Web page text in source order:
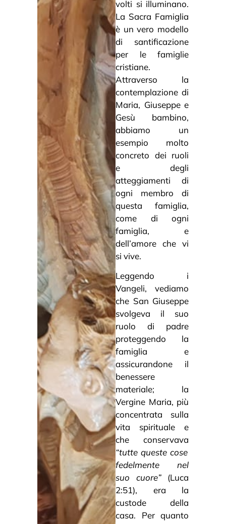
volti si illuminano.
La Sacra Famiglia
è un vero modello
di santificazione
per le famiglie
cristiane.
Attraverso la
contemplazione di
Maria, Giuseppe e
Gesù bambino,
abbiamo un
esempio molto
concreto dei ruoli
e degli
atteggiamenti di
ogni membro di
questa famiglia,
come di ogni
famiglia, e
dell’amore che vi
si vive.
Leggendo i
Vangeli, vediamo
che San Giuseppe
svolgeva il suo
ruolo di padre
proteggendo la
famiglia e
assicurandone il
benessere
materiale; la
Vergine Maria, più
concentrata sulla
vita spirituale e
che conservava
“tutte queste cose
fedelmente nel
suo cuore”(Luca
2:51), era la
custode della
casa. Per quanto